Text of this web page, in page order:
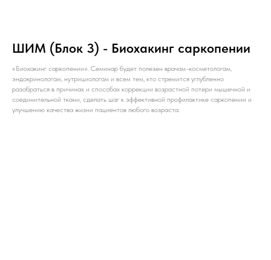
ШИМ (Блок 3) - Биохакинг саркопении
«Биохакинг саркопении». Семинар будет полезен врачам-косметологам,
эндокринологам, нутрициологам и всем тем, кто стремится углубленно
разобраться в причинах и способах коррекции возрастной потери мышечной и
соединительной ткани, сделать шаг к эффективной профилактике саркопении и
улучшению качества жизни пациентов любого возраста.